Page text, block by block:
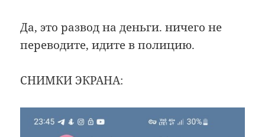
Да, это развод на деньги. ничего не
переводите, идите в полицию.
СНИМКИ ЭКРАНА: